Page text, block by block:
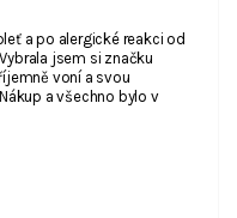
a po alergické reakci od
jsem si značku
voní a svou
a všechno bylo v